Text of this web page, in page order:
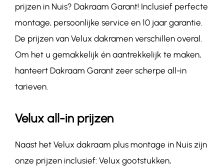
prijzen in Nuis? Dakraam Garant! Inclusief perfecte
montage, persoonlijke service en 10 jaar garantie.
De prijzen van Velux dakramen verschillen overal.
Om het u gemakkelijk én aantrekkelijk te maken,
hanteert Dakraam Garant zeer scherpe all-in
tarieven.
Velux all-in prijzen
Naast het Velux dakraam plus montage in Nuis zijn
onze prijzen inclusief: Velux gootstukken,